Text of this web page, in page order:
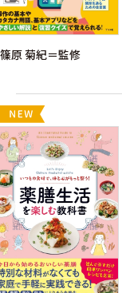
篠原 菊紀＝監修